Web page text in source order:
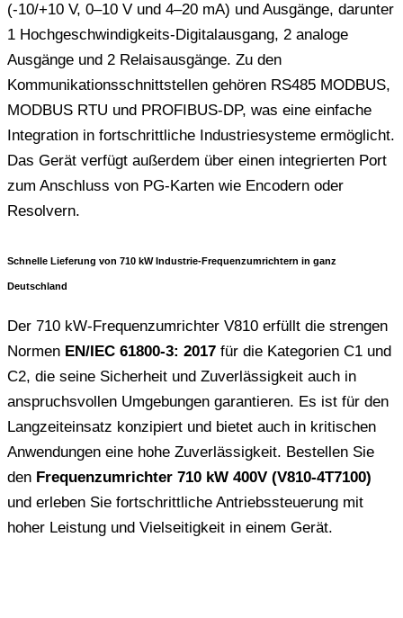
(-10/+10 V, 0–10 V und 4–20 mA) und Ausgänge, darunter
1 Hochgeschwindigkeits-Digitalausgang, 2 analoge
Ausgänge und 2 Relaisausgänge. Zu den
Kommunikationsschnittstellen gehören RS485 MODBUS,
MODBUS RTU und PROFIBUS-DP, was eine einfache
Integration in fortschrittliche Industriesysteme ermöglicht.
Das Gerät verfügt außerdem über einen integrierten Port
zum Anschluss von PG-Karten wie Encodern oder
Resolvern.
Schnelle Lieferung von 710 kW Industrie-Frequenzumrichtern in ganz
Deutschland
Der 710 kW-Frequenzumrichter V810 erfüllt die strengen
Normen EN/IEC 61800-3: 2017 für die Kategorien C1 und
C2, die seine Sicherheit und Zuverlässigkeit auch in
anspruchsvollen Umgebungen garantieren. Es ist für den
Langzeiteinsatz konzipiert und bietet auch in kritischen
Anwendungen eine hohe Zuverlässigkeit. Bestellen Sie
den Frequenzumrichter 710 kW 400V (V810-4T7100)
und erleben Sie fortschrittliche Antriebssteuerung mit
hoher Leistung und Vielseitigkeit in einem Gerät.